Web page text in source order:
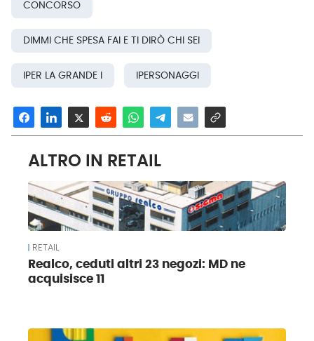
CONCORSO
DIMMI CHE SPESA FAI E TI DIRÒ CHI SEI
IPER LA GRANDE I IPERSONAGGI
ALTRO IN RETAIL
RETAIL
Realco, ceduti altri 23 negozi: MD ne
acquisisce 11